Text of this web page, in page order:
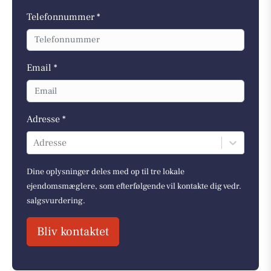
Telefonnummer *
Email *
Adresse *
Adresse
Dine oplysninger deles med op til tre lokale
ejendomsmæglere, som efterfølgende vil kontakte dig vedr.
salgsvurdering.
Bliv kontaktet